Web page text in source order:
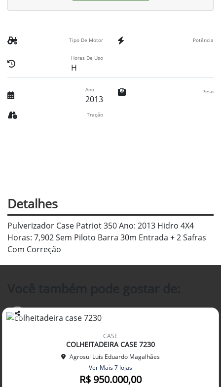
Tipo De Motor Potência
Horas De Uso
H
Ano
2013
Peso
Tração
Detalhes
Pulverizador Case Patriot 350 Ano: 2013 Hidro 4X4
Horas: 7,902 Sem Piloto Barra 30m Entrada + 2 Safras
Com Correção
Co
CASE
COLHEITADEIRA CASE 7230
Agrosul Luís Eduardo Magalhães
Ver Mais 7 lojas
R$ 950.000,00